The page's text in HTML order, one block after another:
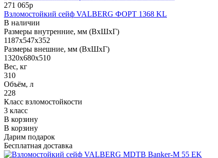
271 065р
Взломостойкий сейф VALBERG ФОРТ 1368 KL
В наличии
Размеры внутренние, мм (ВхШхГ)
1187x547x352
Размеры внешние, мм (ВхШхГ)
1320x680x510
Вес, кг
310
Объём, л
228
Класс взломостойкости
3 класс
В корзину
В корзину
Дарим подарок
Бесплатная доставка